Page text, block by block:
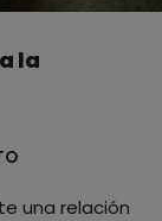
la
una relación